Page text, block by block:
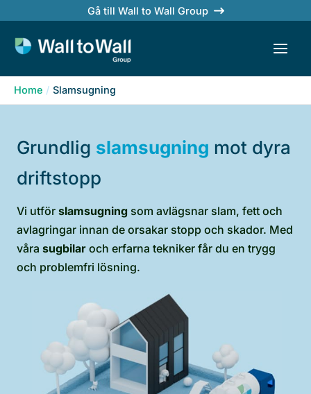
content
Gå till Wall to Wall Group
Home Slamsugning
Grundlig slamsugning mot dyra
driftstopp
Vi utför slamsugning som avlägsnar slam, fett och
avlagringar innan de orsakar stopp och skador. Med
våra sugbilar och erfarna tekniker får du en trygg
och problemfri lösning.